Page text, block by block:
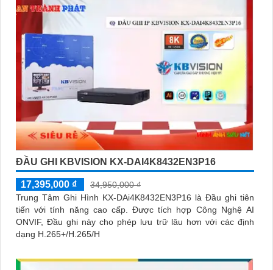
ĐẦU GHI KBVISION KX-DAI4K8432EN3P16
17,395,000 ₫
34,950,000 ₫
Trung Tâm Ghi Hình KX-DAi4K8432EN3P16 là Đầu ghi tiên
tiến với tính năng cao cấp. Được tích hợp Công Nghệ AI
ONVIF, Đầu ghi này cho phép lưu trữ lâu hơn với các định
dạng H.265+/H.265/H